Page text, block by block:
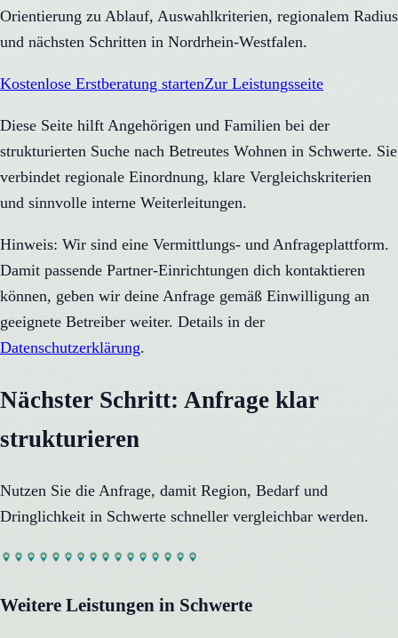
Orientierung zu Ablauf, Auswahlkriterien, regionalem Radius
und nächsten Schritten in Nordrhein-Westfalen.
Kostenlose Erstberatung startenZur Leistungsseite
Diese Seite hilft Angehörigen und Familien bei der
strukturierten Suche nach Betreutes Wohnen in Schwerte. Sie
verbindet regionale Einordnung, klare Vergleichskriterien
und sinnvolle interne Weiterleitungen.
Hinweis: Wir sind eine Vermittlungs- und Anfrageplattform.
Damit passende Partner-Einrichtungen dich kontaktieren
können, geben wir deine Anfrage gemäß Einwilligung an
geeignete Betreiber weiter. Details in der
Datenschutzerklärung.
Nächster Schritt: Anfrage klar
strukturieren
Nutzen Sie die Anfrage, damit Region, Bedarf und
Dringlichkeit in Schwerte schneller vergleichbar werden.
Weitere Leistungen in Schwerte